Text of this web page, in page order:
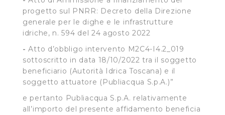
progetto sul PNRR: Decreto della Direzione
generale per le dighe e le infrastrutture
idriche, n. 594 del 24 agosto 2022
-Atto d’obbligo intervento M2C4-I4.2_019
sottoscritto in data 18/10/2022 tra il soggetto
beneficiario (Autorità Idrica Toscana) e il
soggetto attuatore (Publiacqua S.p.A.)”
e pertanto Publiacqua S.p.A. relativamente
all’importo del presente affidamento beneficia